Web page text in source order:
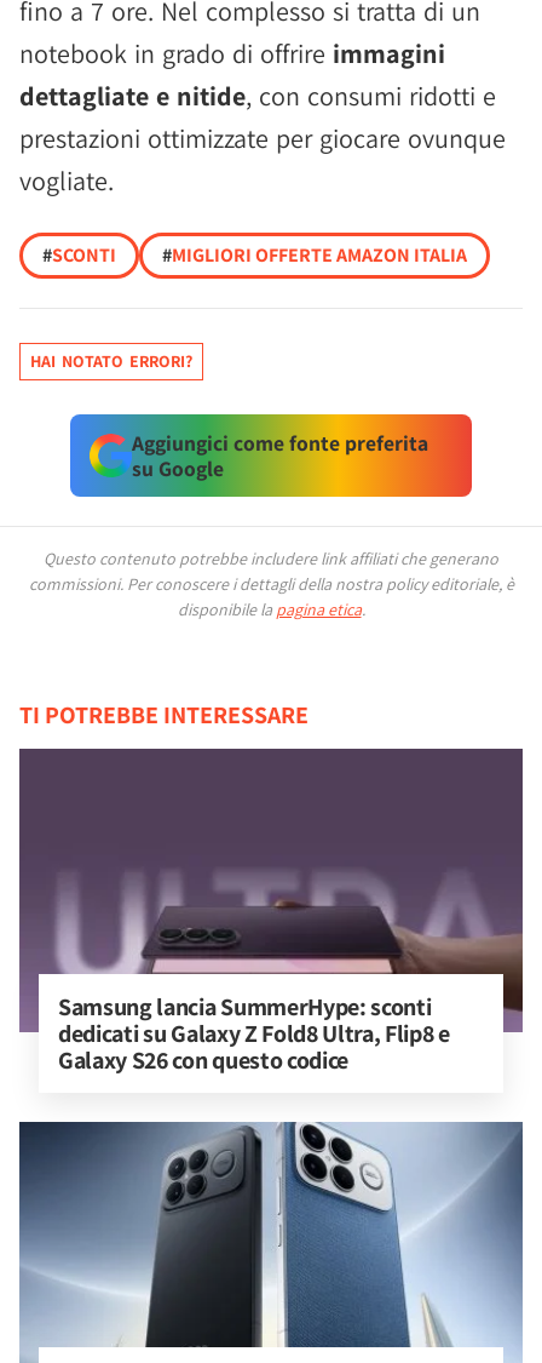
fino a 7 ore. Nel complesso si tratta di un
notebook in grado di offrire immagini
dettagliate e nitide, con consumi ridotti e
prestazioni ottimizzate per giocare ovunque
vogliate.
#SCONTI #MIGLIORI OFFERTE AMAZON ITALIA
HAI NOTATO ERRORI?
Aggiungici come fonte preferita
su Google
Questo contenuto potrebbe includere link affiliati che generano
commissioni. Per conoscere i dettagli della nostra policy editoriale, è
disponibile la pagina etica.
TI POTREBBE INTERESSARE
Samsung lancia SummerHype: sconti
dedicati su Galaxy Z Fold8 Ultra, Flip8 e
Galaxy S26 con questo codice